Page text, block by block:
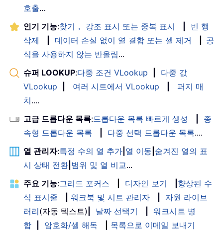
호출…
인기 기능:찾기， 강조 표시 또는 중복 표시
빈 행
삭제
데이터 손실 없이 열 결합 또는 셀 제거
공
식을 사용하지 않는 반올림...
슈퍼 LOOKUP:다중 조건 VLookup
다중 값
VLookup
여러 시트에서 VLookup
퍼지 매
치....
고급 드롭다운 목록:드롭다운 목록 빠르게 생성
종
속형 드롭다운 목록
다중 선택 드롭다운 목록....
열 관리자:특정 수의 열 추가 열 이동 숨겨진 열의 표
시 상태 전환 범위 및 열 비교...
주요 기능:그리드 포커스 디자인 보기
향상된 수
식 표시줄
워크북 및 시트 관리자
자원 라이브
러리(자동 텍스트) 날짜 선택기
워크시트 병
합
암호화/셀 해독
목록으로 이메일 보내기